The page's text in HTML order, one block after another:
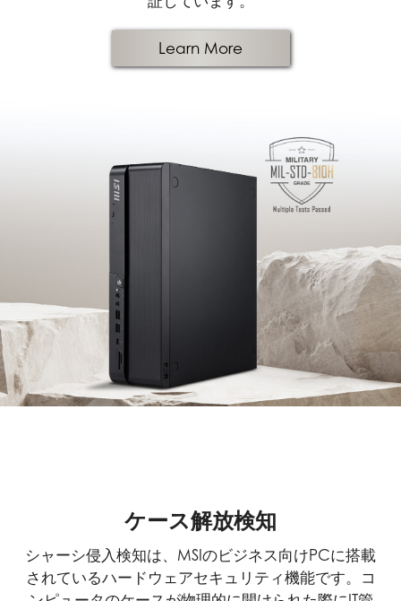
Learn More
ケース解放検知
シャーシ侵入検知は、MSIのビジネス向けPCに搭載
されているハードウェアセキュリティ機能です。コ